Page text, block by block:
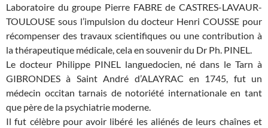
Laboratoire du groupe Pierre FABRE de CASTRES-LAVAUR-
TOULOUSE sous l’impulsion du docteur Henri COUSSE pour
récompenser des travaux scientifiques ou une contribution à
la thérapeutique médicale, cela en souvenir du Dr Ph. PINEL.
Le docteur Philippe PINEL languedocien, né dans le Tarn à
GIBRONDES à Saint André d’ALAYRAC en 1745, fut un
médecin occitan tarnais de notoriété internationale en tant
que père de la psychiatrie moderne.
Il fut célèbre pour avoir libéré les aliénés de leurs chaînes et